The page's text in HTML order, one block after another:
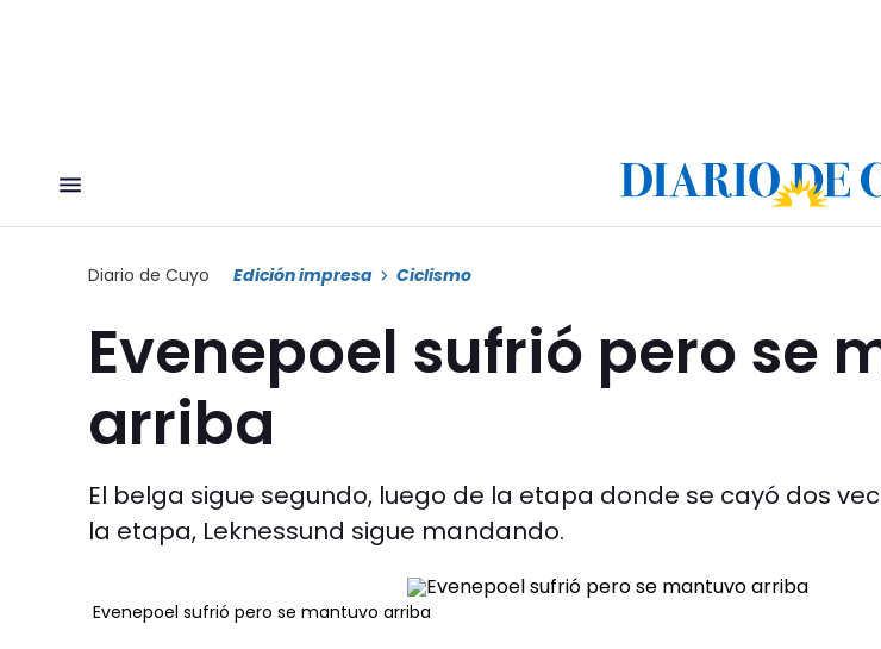
Diario de Cuyo Edición impresa Ciclismo
Evenepoel sufrió pero se
arriba
El belga sigue segundo, luego de la etapa donde se cayó dos
la etapa, Leknessund sigue mandando.
Evenepoel sufrió pero se mantuvo arriba